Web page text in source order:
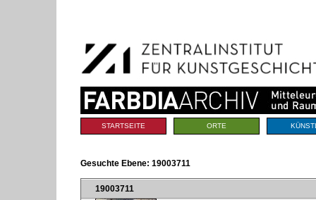
Navigation
Sektionen
STARTSEITE ORTE
Gesuchte Ebene: 19003711
19003711